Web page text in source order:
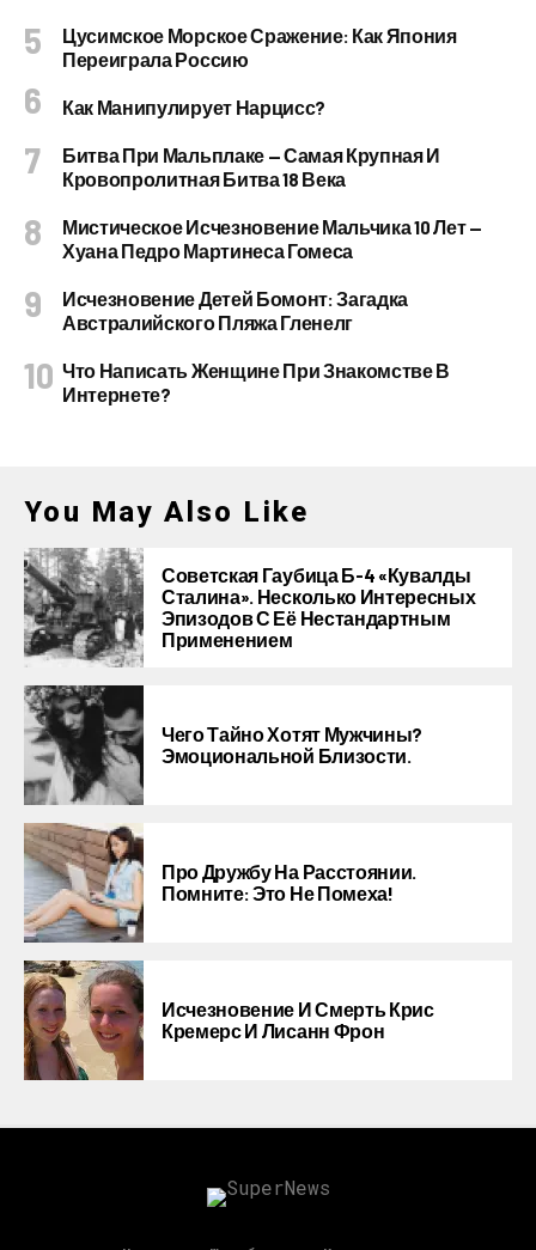
Цусимское Морское Сражение: Как Япония
Переиграла Россию
Как Манипулирует Нарцисс?
Битва При Мальплаке — Самая Крупная И
Кровопролитная Битва 18 Века
Мистическое Исчезновение Мальчика 10 Лет —
Хуана Педро Мартинеса Гомеса
Исчезновение Детей Бомонт: Загадка
Австралийского Пляжа Гленелг
Что Написать Женщине При Знакомстве В
Интернете?
You May Also Like
Советская Гаубица Б-4 «Кувалды
Сталина». Несколько Интересных
Эпизодов С Её Нестандартным
Применением
Чего Тайно Хотят Мужчины?
Эмоциональной Близости.
Про Дружбу На Расстоянии.
Помните: Это Не Помеха!
Исчезновение И Смерть Крис
Кремерс И Лисанн Фрон